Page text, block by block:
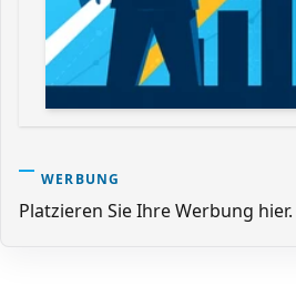
WERBUNG
Platzieren Sie Ihre Werbung hier.